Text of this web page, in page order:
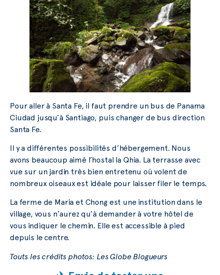
Pour aller à Santa Fe, il faut prendre un bus de Panama
Ciudad jusqu’à Santiago, puis changer de bus direction
Santa Fe.
Il y a différentes possibilités d’hébergement. Nous
avons beaucoup aimé l’hostal la Qhia. La terrasse avec
vue sur un jardin très bien entretenu où volent de
nombreux oiseaux est idéale pour laisser filer le temps.
La ferme de Maria et Chong est une institution dans le
village, vous n’aurez qu’à demander à votre hôtel de
vous indiquer le chemin. Elle est accessible à pied
depuis le centre.
Touts les crédits photos: Les Globe Blogueurs